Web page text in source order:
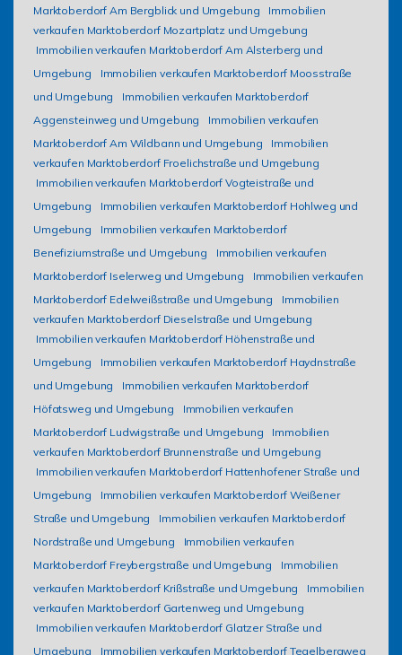
Marktoberdorf Am Bergblick und Umgebung
Immobilien
verkaufen Marktoberdorf Mozartplatz und Umgebung
Immobilien verkaufen Marktoberdorf Am Alsterberg und
Umgebung
Immobilien verkaufen Marktoberdorf Moosstraße
und Umgebung
Immobilien verkaufen Marktoberdorf
Aggensteinweg und Umgebung
Immobilien verkaufen
Marktoberdorf Am Wildbann und Umgebung
Immobilien
verkaufen Marktoberdorf Froelichstraße und Umgebung
Immobilien verkaufen Marktoberdorf Vogteistraße und
Umgebung
Immobilien verkaufen Marktoberdorf Hohlweg und
Umgebung
Immobilien verkaufen Marktoberdorf
Benefiziumstraße und Umgebung
Immobilien verkaufen
Marktoberdorf Iselerweg und Umgebung
Immobilien verkaufen
Marktoberdorf Edelweißstraße und Umgebung
Immobilien
verkaufen Marktoberdorf Dieselstraße und Umgebung
Immobilien verkaufen Marktoberdorf Höhenstraße und
Umgebung
Immobilien verkaufen Marktoberdorf Haydnstraße
und Umgebung
Immobilien verkaufen Marktoberdorf
Höfatsweg und Umgebung
Immobilien verkaufen
Marktoberdorf Ludwigstraße und Umgebung
Immobilien
verkaufen Marktoberdorf Brunnenstraße und Umgebung
Immobilien verkaufen Marktoberdorf Hattenhofener Straße und
Umgebung
Immobilien verkaufen Marktoberdorf Weißener
Straße und Umgebung
Immobilien verkaufen Marktoberdorf
Nordstraße und Umgebung
Immobilien verkaufen
Marktoberdorf Freybergstraße und Umgebung
Immobilien
verkaufen Marktoberdorf Krißstraße und Umgebung
Immobilien
verkaufen Marktoberdorf Gartenweg und Umgebung
Immobilien verkaufen Marktoberdorf Glatzer Straße und
Umgebung
Immobilien verkaufen Marktoberdorf Tegelbergweg